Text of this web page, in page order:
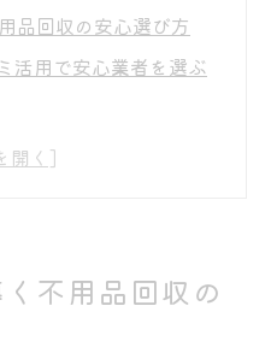
品回収の安心選び方
活用で安心業者を選ぶ
品回収業者の信頼性と
収は口コミ情報が決め
不用品回収の